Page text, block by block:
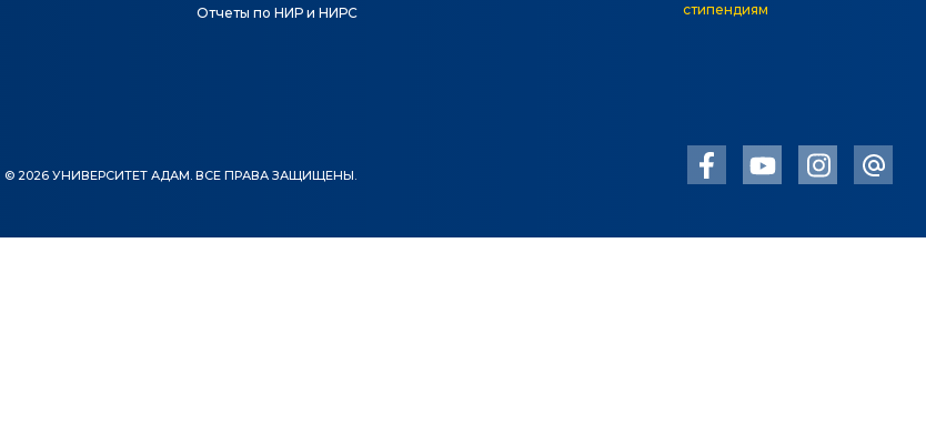
Отчеты по НИР и НИРС
стипендиям
© 2026 УНИВЕРСИТЕТ АДАМ. ВСЕ ПРАВА ЗАЩИЩЕНЫ.